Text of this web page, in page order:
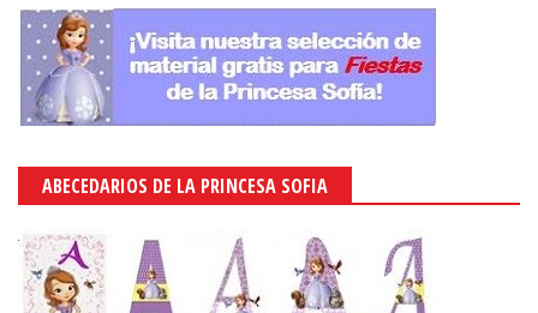
ABECEDARIOS DE LA PRINCESA SOFIA